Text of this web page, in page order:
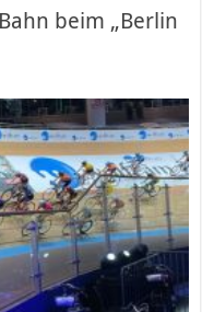
beim „Berlin